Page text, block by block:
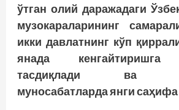
ўтган олий даражадаги
музокараларининг
икки давлатнинг кўп
янада кенгайтиришга
тасдиқлади ва
муносабатларда янги